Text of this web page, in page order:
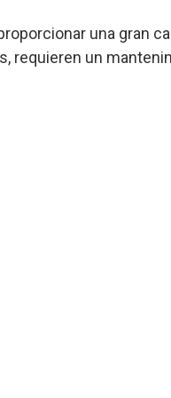
una gran
requieren un